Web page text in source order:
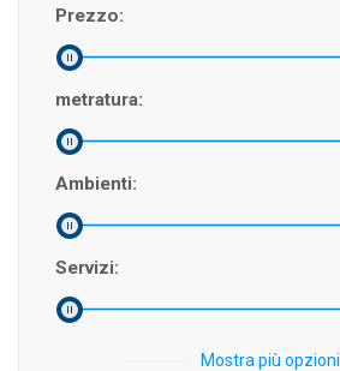
Prezzo:
metratura:
Ambienti:
Servizi:
Mostra più opzioni